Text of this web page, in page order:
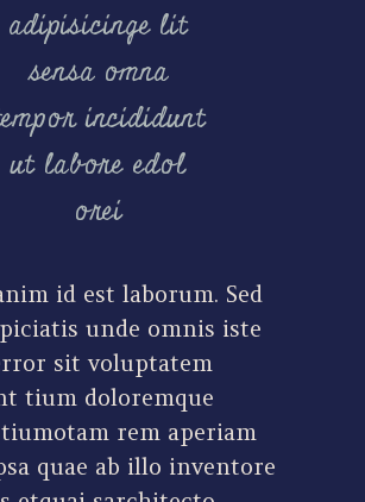
adipisicinge lit
sensa omna
incididunt
ut labore edol
orei
id est laborum. Sed
unde omnis iste
sit voluptatem
tium doloremque
rem aperiam
quae ab illo inventore